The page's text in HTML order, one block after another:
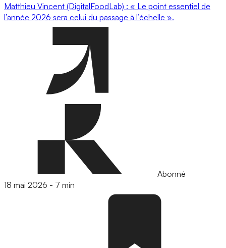
Matthieu Vincent (DigitalFoodLab) : « Le point essentiel de
l’année 2026 sera celui du passage à l’échelle ».
Abonné
18 mai 2026 - 7 min